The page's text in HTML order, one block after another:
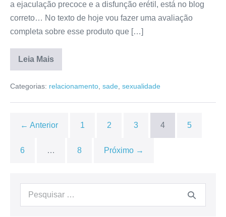
a ejaculação precoce e a disfunção erétil, está no blog
correto… No texto de hoje vou fazer uma avaliação
completa sobre esse produto que […]
Leia Mais
Xgrow
Funciona?
que
Mercado
Onde
[RESENHA]
Categorias: relacionamento sade sexualidade
← Anterior 1 2 3 4 5
6 … 8 Próximo →
Procurar: